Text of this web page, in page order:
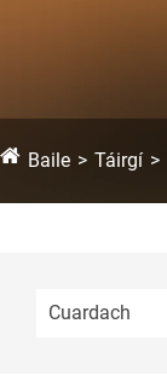
Baile Táirgí